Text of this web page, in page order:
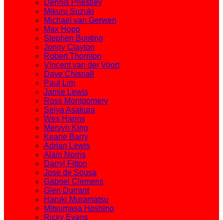
Dennis Priestley
Mikuru Suzuki
Michael van Gerwen
Max Hopp
Stephen Bunting
Jonny Clayton
Robert Thornton
Vincent van der Voort
Dave Chisnall
Paul Lim
Jamie Lewis
Ross Montgomery
Seiya Asakura
Wes Harms
Mervyn King
Keane Barry
Adrian Lewis
Alain Norris
Darryl Fitton
Jose de Sousa
Gabriel Clemens
Glen Durrant
Haruki Muramatsu
Mitsumasa Hoshino
Ricky Evans